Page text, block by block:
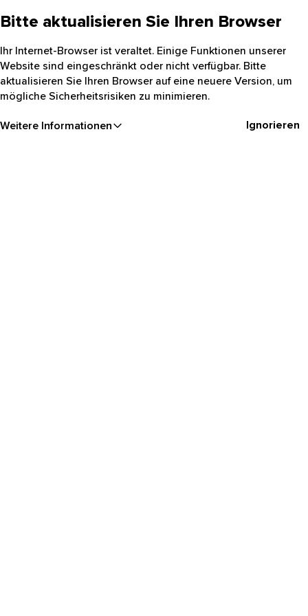
Bitte aktualisieren Sie Ihren Browser
Ihr Internet-Browser ist veraltet. Einige Funktionen unserer
Website sind eingeschränkt oder nicht verfügbar. Bitte
aktualisieren Sie Ihren Browser auf eine neuere Version, um
mögliche Sicherheitsrisiken zu minimieren.
Weitere Informationen Ignorieren